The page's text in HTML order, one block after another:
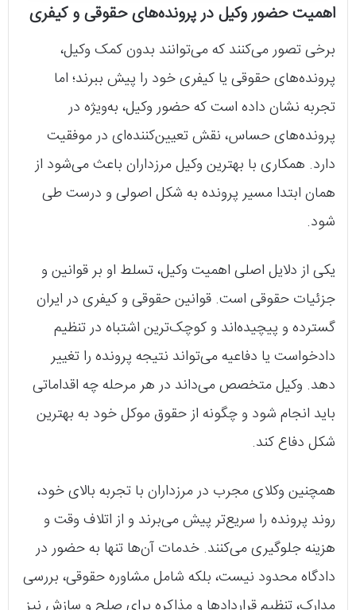
اهمیت حضور وکیل در پرونده‌های حقوقی و کیفری
برخی تصور می‌کنند که می‌توانند بدون کمک وکیل،
پرونده‌های حقوقی یا کیفری خود را پیش ببرند؛ اما
تجربه نشان داده است که حضور وکیل، به‌ویژه در
پرونده‌های حساس، نقش تعیین‌کننده‌ای در موفقیت
دارد. همکاری با بهترین وکیل مرزداران باعث می‌شود از
همان ابتدا مسیر پرونده به شکل اصولی و درست طی
شود.
یکی از دلایل اصلی اهمیت وکیل، تسلط او بر قوانین و
جزئیات حقوقی است. قوانین حقوقی و کیفری در ایران
گسترده و پیچیده‌اند و کوچک‌ترین اشتباه در تنظیم
دادخواست یا دفاعیه می‌تواند نتیجه پرونده را تغییر
دهد. وکیل متخصص می‌داند در هر مرحله چه اقداماتی
باید انجام شود و چگونه از حقوق موکل خود به بهترین
شکل دفاع کند.
همچنین وکلای مجرب در مرزداران با تجربه بالای خود،
روند پرونده را سریع‌تر پیش می‌برند و از اتلاف وقت و
هزینه جلوگیری می‌کنند. خدمات آن‌ها تنها به حضور در
دادگاه محدود نیست، بلکه شامل مشاوره حقوقی، بررسی